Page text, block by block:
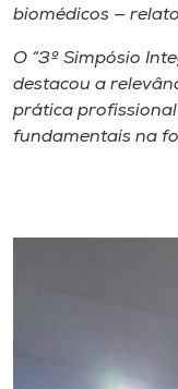
biomédicos —
O “3º Simpósio
destacou a
prática
fundamentais na